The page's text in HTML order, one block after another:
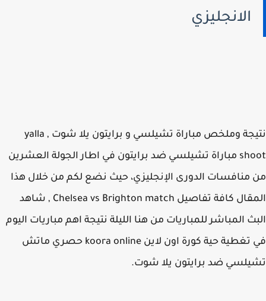
الانجليزي
نتيجة وملخص مباراة تشيلسي و برايتون يلا شوت , yalla
shoot مباراة تشيلسي ضد برايتون في اطار الجولة العشرين
منافسات الدورى الإنجليزي، حيث نضع لكم من خلال هذا
المقال كافة تفاصيل Chelsea vs Brighton match , شاهد
المباشر للمباريات من هنا الليلة نتيجة اهم مباريات اليوم
في تغطية حية كورة اون لاين koora online حصري ماتش
ضد برايتون يلا شوت.